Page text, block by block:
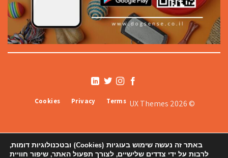
© 2026 UX Themes
Terms
Privacy
Cookies
באתר זה נעשה שימוש בעוגיות (Cookies) ובטכנולוגיות דומות,
לרבות על ידי צדדים שלישיים, לצורך תפעול האתר, שיפור חוויית